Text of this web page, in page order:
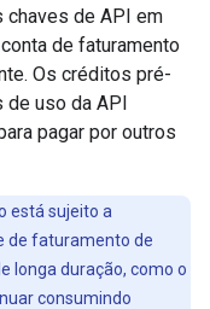
chaves de API em
de faturamento
Os créditos pré-
de uso da API
pagar por outros
está sujeito a
de faturamento de
longa duração, como o
consumindo